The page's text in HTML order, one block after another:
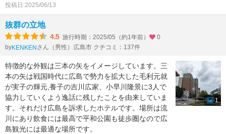
投稿日:2025/06/13
抜群の立地
4.5 旅行時期：2025/05（約1年前）
0
byKENKENさん（男性） 広島市 クチコミ：137件
特徴的な外観は三本の矢をイメージしています。三
本の矢は戦国時代に広島で勢力を拡大した毛利元就
が実子の輝元,養子の吉川広家、小早川隆景に3人で
協力していくよう逸話に残したことを由来していま
す。それだけ広島を訴求したホテルです。場所は流
川にあり飲食には最高で平和公園も徒歩圏なので広
島観光には最適な場所です。
1